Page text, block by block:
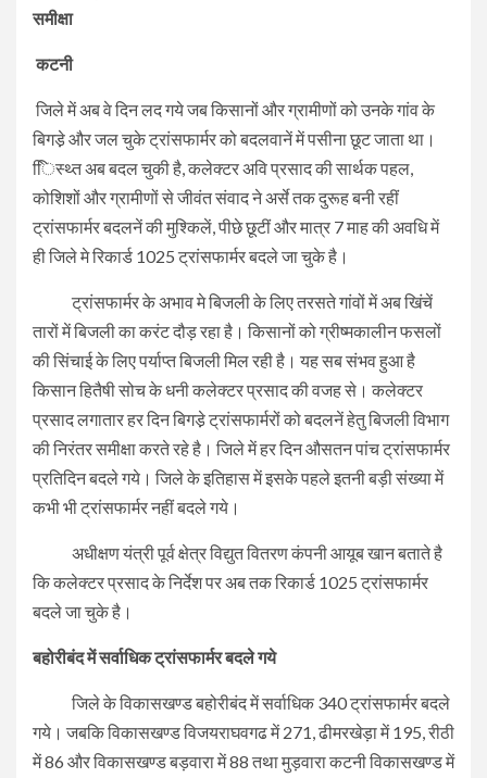
समीक्षा
कटनी
जिले में अब वे दिन लद गये जब किसानों और ग्रामीणों को उनके गांव के
बिगडे़ और जल चुके ट्रांसफार्मर को बदलवानें में पसीना छूट जाता था।
ििस्थ्त अब बदल चुकी है, कलेक्टर अवि प्रसाद की सार्थक पहल,
कोशिशों और ग्रामीणों से जीवंत संवाद ने अर्से तक दुरूह बनी रहीं
ट्रांसफार्मर बदलनें की मुश्किलें, पीछे छूटीं और मात्र 7 माह की अवधि में
ही जिले मे रिकार्ड 1025 ट्रांसफार्मर बदले जा चुके है।
ट्रांसफार्मर के अभाव मे बिजली के लिए तरसते गांवों में अब खिंचें
तारों में बिजली का करंट दौड़ रहा है। किसानों को ग्रीष्मकालीन फसलों
की सिंचाई के लिए पर्याप्त बिजली मिल रही है। यह सब संभव हुआ है
किसान हितैषी सोच के धनी कलेक्टर प्रसाद की वजह से। कलेक्टर
प्रसाद लगातार हर दिन बिगडे़ ट्रांसफार्मरों को बदलनें हेतु बिजली विभाग
की निरंतर समीक्षा करते रहे है। जिले में हर दिन औसतन पांच ट्रांसफार्मर
प्रतिदिन बदले गये। जिले के इतिहास में इसके पहले इतनी बड़ी संख्या में
कभी भी ट्रांसफार्मर नहीं बदले गये।
अधीक्षण यंत्री पूर्व क्षेत्र विद्युत वितरण कंपनी आयूब खान बताते है
कि कलेक्टर प्रसाद के निर्देश पर अब तक रिकार्ड 1025 ट्रांसफार्मर
बदले जा चुके है।
बहोरीबंद में सर्वाधिक ट्रांसफार्मर बदले गये
जिले के विकासखण्ड बहोरीबंद में सर्वाधिक 340 ट्रांसफार्मर बदले
गये। जबकि विकासखण्ड विजयराघवगढ में 271, ढीमरखेड़ा में 195, रीठी
में 86 और विकासखण्ड बड़वारा में 88 तथा मुड़वारा कटनी विकासखण्ड में